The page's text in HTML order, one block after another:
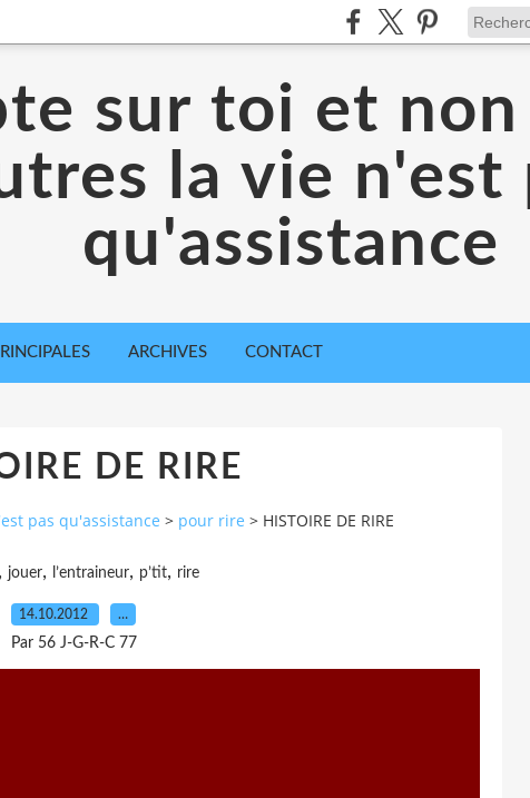
sur toi et non
la vie n'est
qu'assistance
ARCHIVES CONTACT
DE RIRE
pas qu'assistance > pour rire > HISTOIRE DE RIRE
, jouer, l’entraineur, p’tit, rire
14.10.2012 …
Par 56 J-G-R-C 77